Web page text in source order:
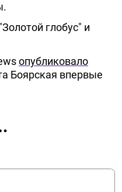
глобус" и
опубликовало
Боярская впервые